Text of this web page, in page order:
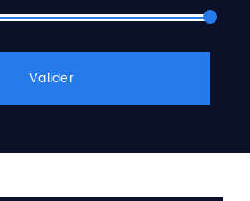
Valider